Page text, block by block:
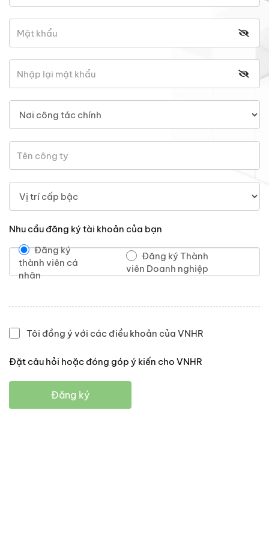
Nhu cầu đăng ký tài khoản của bạn
Đăng ký
thành viên cá
nhân
Đăng ký Thành
viên Doanh nghiệp
Tôi đồng ý với các điều khoản của VNHR
Đặt câu hỏi hoặc đóng góp ý kiến cho VNHR
Đăng ký